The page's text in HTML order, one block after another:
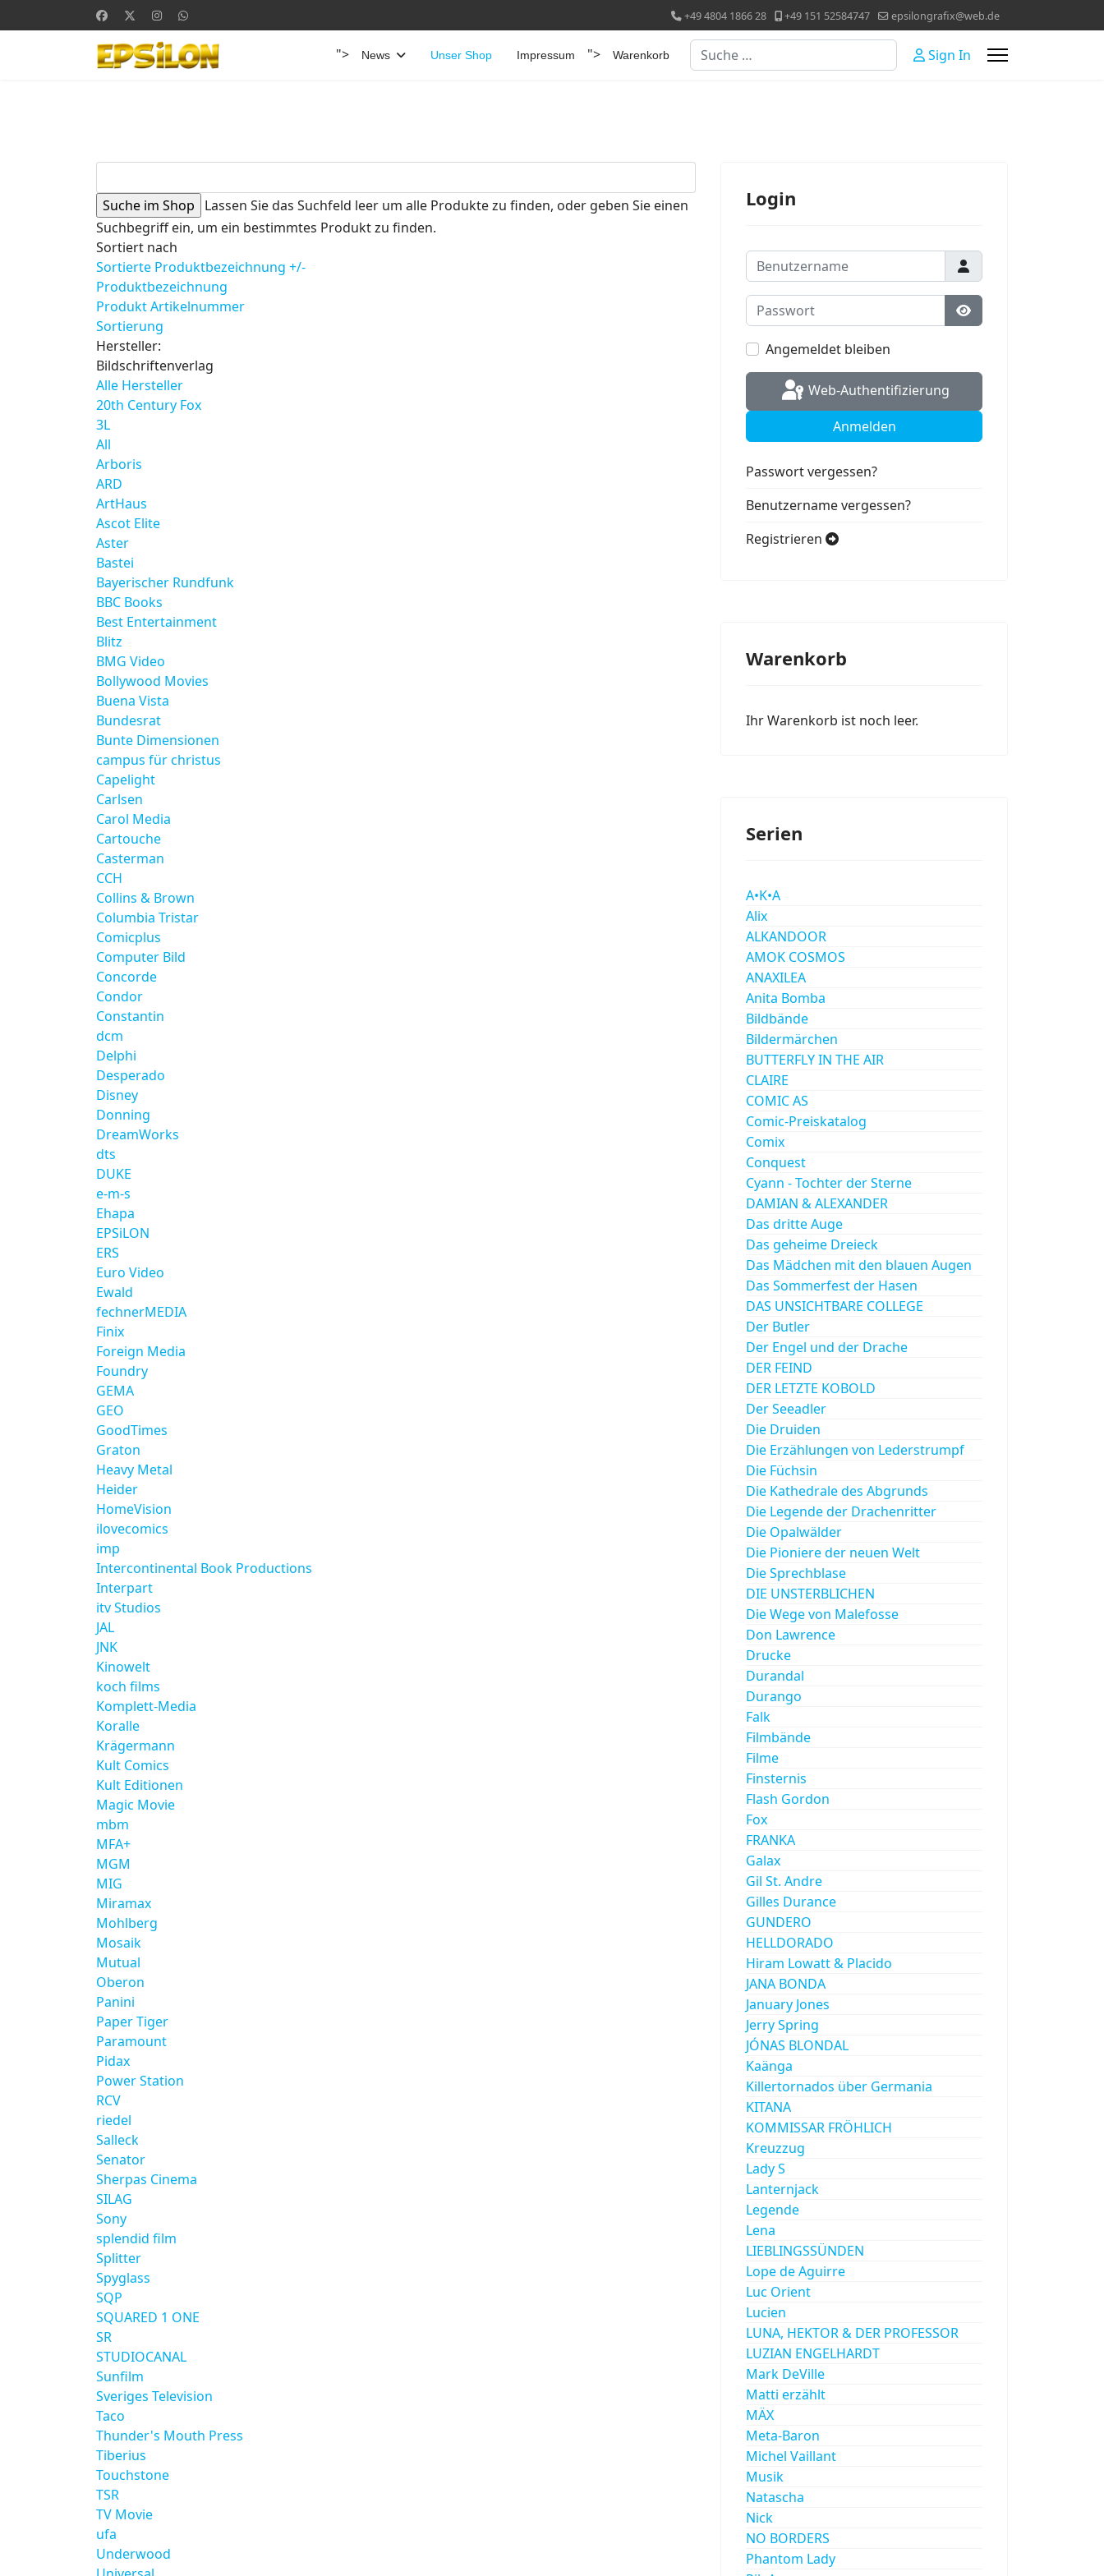
+49 4804 1866 28 +49 151 52584747 epsilongrafix@web.de
"> News Unser Shop Impressum "> Warenkorb Suchen Sign In
Lassen Sie das Suchfeld leer um alle Produkte zu finden, oder geben Sie einen
Suchbegriff ein, um ein bestimmtes Produkt zu finden.
Sortiert nach
Sortierte Produktbezeichnung +/-
Produktbezeichnung
Produkt Artikelnummer
Sortierung
Hersteller:
Bildschriftenverlag
Alle Hersteller
20th Century Fox
3L
All
Arboris
ARD
ArtHaus
Ascot Elite
Aster
Bastei
Bayerischer Rundfunk
BBC Books
Best Entertainment
Blitz
BMG Video
Bollywood Movies
Buena Vista
Bundesrat
Bunte Dimensionen
campus für christus
Capelight
Carlsen
Carol Media
Cartouche
Casterman
CCH
Collins & Brown
Columbia Tristar
Comicplus
Computer Bild
Concorde
Condor
Constantin
dcm
Delphi
Desperado
Disney
Donning
DreamWorks
dts
DUKE
e-m-s
Ehapa
EPSiLON
ERS
Euro Video
Ewald
fechnerMEDIA
Finix
Foreign Media
Foundry
GEMA
GEO
GoodTimes
Graton
Heavy Metal
Heider
HomeVision
ilovecomics
imp
Intercontinental Book Productions
Interpart
itv Studios
JAL
JNK
Kinowelt
koch films
Komplett-Media
Koralle
Krägermann
Kult Comics
Kult Editionen
Magic Movie
mbm
MFA+
MGM
MIG
Miramax
Mohlberg
Mosaik
Mutual
Oberon
Panini
Paper Tiger
Paramount
Pidax
Power Station
RCV
riedel
Salleck
Senator
Sherpas Cinema
SILAG
Sony
splendid film
Splitter
Spyglass
SQP
SQUARED 1 ONE
SR
STUDIOCANAL
Sunfilm
Sveriges Television
Taco
Thunder's Mouth Press
Tiberius
Touchstone
TSR
TV Movie
ufa
Underwood
Login
Benutzername
Passwort
Passwort anzeigen
Angemeldet bleiben
Web-Authentifizierung
Anmelden
Passwort vergessen?
Benutzername vergessen?
Registrieren
Warenkorb
Ihr Warenkorb ist noch leer.
Serien
A•K•A
Alix
ALKANDOOR
AMOK COSMOS
ANAXILEA
Anita Bomba
Bildbände
Bildermärchen
BUTTERFLY IN THE AIR
CLAIRE
COMIC AS
Comic-Preiskatalog
Comix
Conquest
Cyann - Tochter der Sterne
DAMIAN & ALEXANDER
Das dritte Auge
Das geheime Dreieck
Das Mädchen mit den blauen Augen
Das Sommerfest der Hasen
DAS UNSICHTBARE COLLEGE
Der Butler
Der Engel und der Drache
DER FEIND
DER LETZTE KOBOLD
Der Seeadler
Die Druiden
Die Erzählungen von Lederstrumpf
Die Füchsin
Die Kathedrale des Abgrunds
Die Legende der Drachenritter
Die Opalwälder
Die Pioniere der neuen Welt
Die Sprechblase
DIE UNSTERBLICHEN
Die Wege von Malefosse
Don Lawrence
Drucke
Durandal
Durango
Falk
Filmbände
Filme
Finsternis
Flash Gordon
Fox
FRANKA
Galax
Gil St. Andre
Gilles Durance
GUNDERO
HELLDORADO
Hiram Lowatt & Placido
JANA BONDA
January Jones
Jerry Spring
JÓNAS BLONDAL
Kaänga
Killertornados über Germania
KITANA
KOMMISSAR FRÖHLICH
Kreuzzug
Lady S
Lanternjack
Legende
Lena
LIEBLINGSSÜNDEN
Lope de Aguirre
Luc Orient
Lucien
LUNA, HEKTOR & DER PROFESSOR
LUZIAN ENGELHARDT
Mark DeVille
Matti erzählt
MÄX
Meta-Baron
Michel Vaillant
Musik
Natascha
Nick
NO BORDERS
Phantom Lady